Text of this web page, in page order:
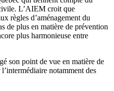
L’AIEM croit que
règles d’aménagement du
de plus en matière de prévention
plus harmonieuse entre
son point de vue en matière de
notamment des